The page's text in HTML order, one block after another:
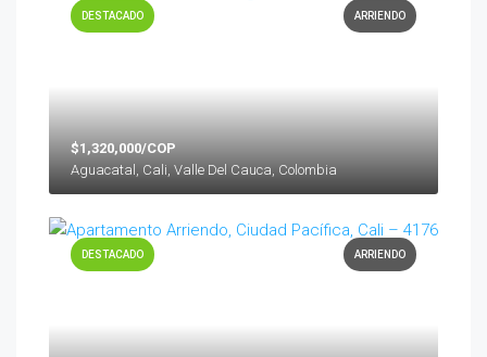
ARRIENDO
DESTACADO
$1,320,000/COP
Aguacatal, Cali, Valle Del Cauca, Colombia
ARRIENDO
DESTACADO